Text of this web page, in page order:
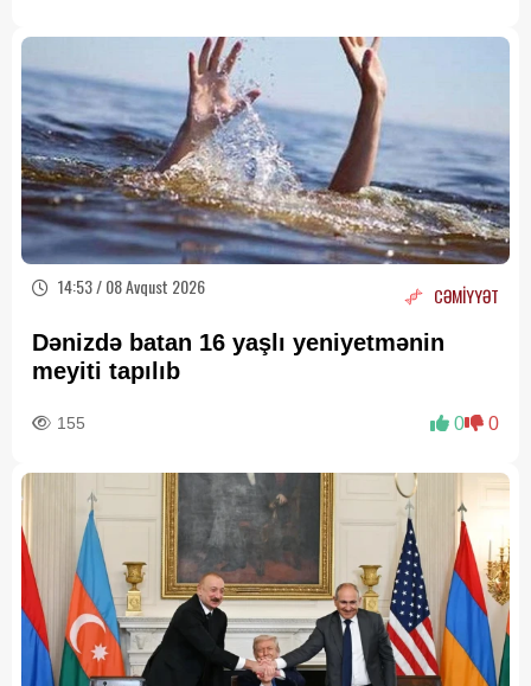
14:53 / 08 Avqust 2026 CƏMİYYƏT
Dənizdə batan 16 yaşlı yeniyetmənin
meyiti tapılıb
155 0 0